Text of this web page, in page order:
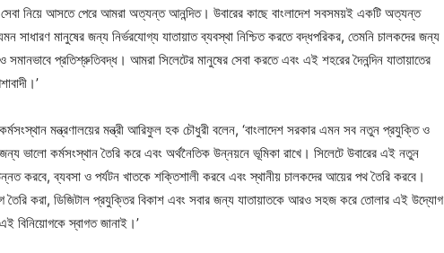
নিয়ে আসতে পেরে আমরা অত্যন্ত আনন্দিত। উবারের কাছে বাংলাদেশ সবসময়ই একটি অত্যন্ত
সাধারণ মানুষের জন্য নির্ভরযোগ্য যাতায়াত ব্যবস্থা নিশ্চিত করতে বদ্ধপরিকর, তেমনি চালকদের জন্য
প্রতিশ্রুতিবদ্ধ। আমরা সিলেটের মানুষের সেবা করতে এবং এই শহরের দৈনন্দিন যাতায়াতের
মন্ত্রণালয়ের মন্ত্রী আরিফুল হক চৌধুরী বলেন, ‘বাংলাদেশ সরকার এমন সব নতুন প্রযুক্তি ও
ভালো কর্মসংস্থান তৈরি করে এবং অর্থনৈতিক উন্নয়নে ভূমিকা রাখে। সিলেটে উবারের এই নতুন
করবে, ব্যবসা ও পর্যটন খাতকে শক্তিশালী করবে এবং স্থানীয় চালকদের আয়ের পথ তৈরি করবে।
তৈরি করা, ডিজিটাল প্রযুক্তির বিকাশ এবং সবার জন্য যাতায়াতকে আরও সহজ করে তোলার এই উদ্যোগ
বিনিয়োগকে স্বাগত জানাই।’